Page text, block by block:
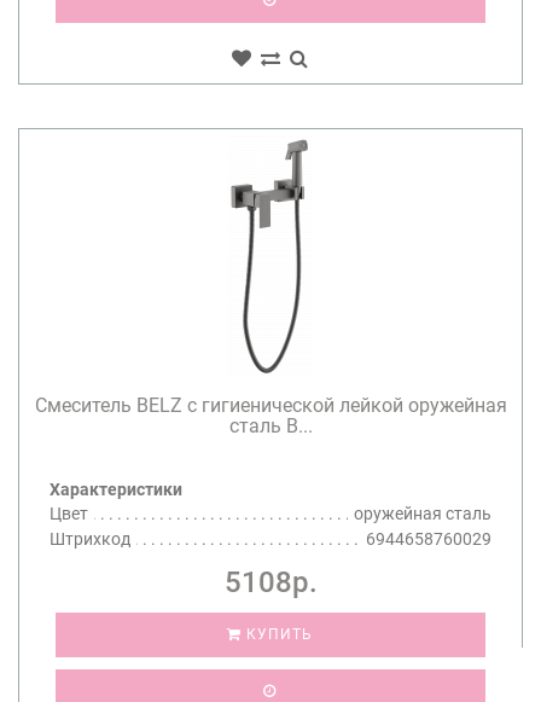
Смеситель BELZ с гигиенической лейкой оружейная
сталь B...
Характеристики
Цвет
оружейная сталь
Штрихкод
6944658760029
5108р.
КУПИТЬ